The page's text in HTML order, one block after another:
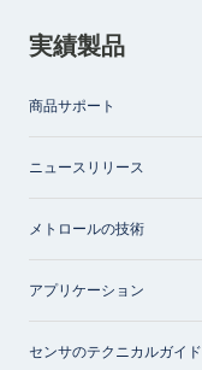
実績製品
商品サポート
ニュースリリース
メトロールの技術
アプリケーション
センサのテクニカルガイド